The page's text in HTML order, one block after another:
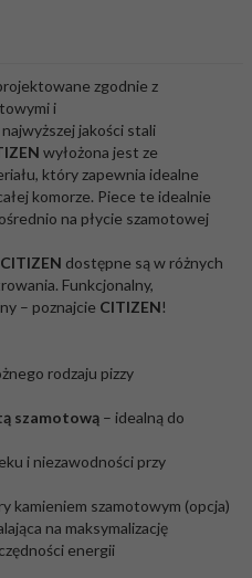
zgodnie z
i
jakości stali
wyłożona jest ze
który zapewnia idealne
komorze. Piece te idealnie
na płycie szamotowej
CITIZEN dostępne są w różnych
Funkcjonalny,
– poznajcie CITIZEN!
rodzaju pizzy
szamotową – idealną do
i niezawodności przy
kamieniem szamotowym (opcja)
na maksymalizację
energii